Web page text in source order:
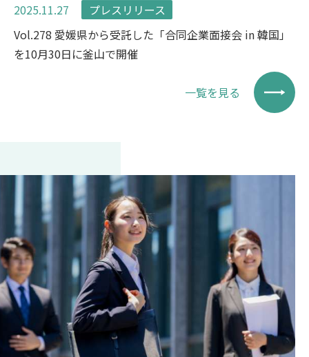
2025.11.27
プレスリリース
Vol.278 愛媛県から受託した「合同企業面接会 in 韓国」
を10月30日に釜山で開催
一覧を見る